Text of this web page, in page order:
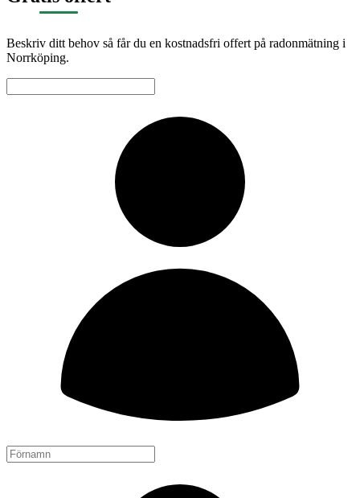
Beskriv ditt behov så får du en kostnadsfri offert på radonmätning i
Norrköping.